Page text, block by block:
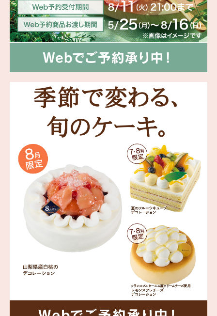
岳や末広がりを意味す
やつ時」という意味を込
。雄大な八ヶ岳山麓の自
る、こだわりのスイー
Indonesia
Thailand